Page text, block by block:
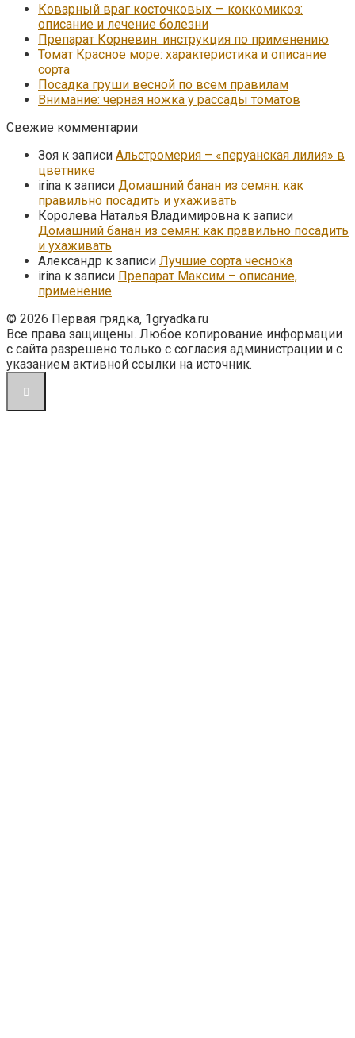
Коварный враг косточковых — коккомикоз:
описание и лечение болезни
Препарат Корневин: инструкция по применению
Томат Красное море: характеристика и описание
сорта
Посадка груши весной по всем правилам
Внимание: черная ножка у рассады томатов
Свежие комментарии
Зоя к записи Альстромерия – «перуанская лилия» в
цветнике
irina к записи Домашний банан из семян: как
правильно посадить и ухаживать
Королева Наталья Владимировна к записи
Домашний банан из семян: как правильно посадить
и ухаживать
Александр к записи Лучшие сорта чеснока
irina к записи Препарат Максим – описание,
применение
© 2026 Первая грядка, 1gryadka.ru
Все права защищены. Любое копирование информации
с сайта разрешено только с согласия администрации и с
указанием активной ссылки на источник.